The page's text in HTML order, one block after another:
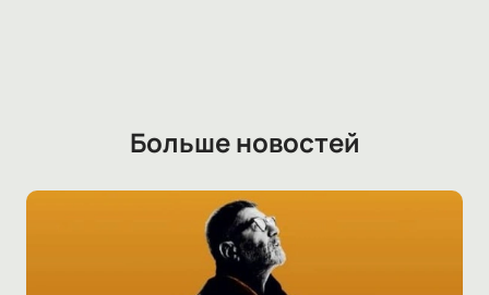
Больше новостей